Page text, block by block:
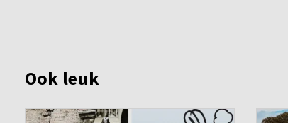
Ook leuk